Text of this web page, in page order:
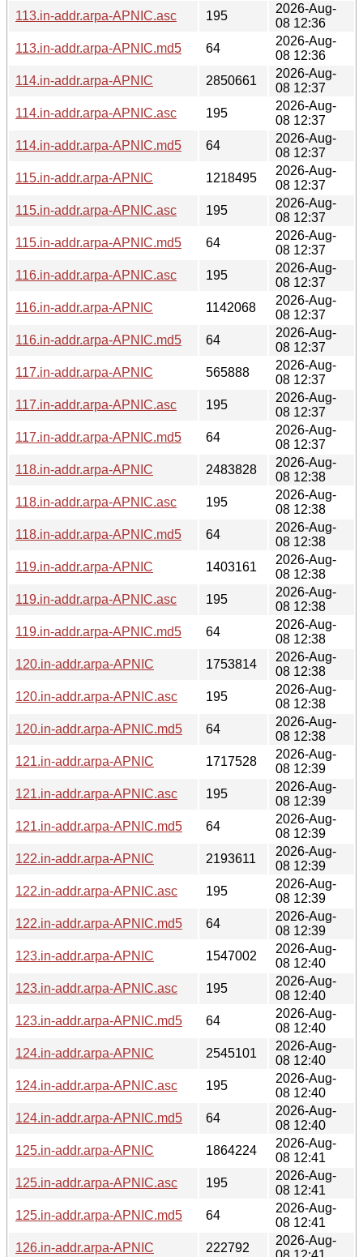
113.in-addr.arpa-APNIC.asc
195
2026-Aug-
08 12:36
113.in-addr.arpa-APNIC.md5
64
2026-Aug-
08 12:36
114.in-addr.arpa-APNIC
2850661
2026-Aug-
08 12:37
114.in-addr.arpa-APNIC.asc
195
2026-Aug-
08 12:37
114.in-addr.arpa-APNIC.md5
64
2026-Aug-
08 12:37
115.in-addr.arpa-APNIC
1218495
2026-Aug-
08 12:37
115.in-addr.arpa-APNIC.asc
195
2026-Aug-
08 12:37
115.in-addr.arpa-APNIC.md5
64
2026-Aug-
08 12:37
116.in-addr.arpa-APNIC.asc
195
2026-Aug-
08 12:37
116.in-addr.arpa-APNIC
1142068
2026-Aug-
08 12:37
116.in-addr.arpa-APNIC.md5
64
2026-Aug-
08 12:37
117.in-addr.arpa-APNIC
565888
2026-Aug-
08 12:37
117.in-addr.arpa-APNIC.asc
195
2026-Aug-
08 12:37
117.in-addr.arpa-APNIC.md5
64
2026-Aug-
08 12:37
118.in-addr.arpa-APNIC
2483828
2026-Aug-
08 12:38
118.in-addr.arpa-APNIC.asc
195
2026-Aug-
08 12:38
118.in-addr.arpa-APNIC.md5
64
2026-Aug-
08 12:38
119.in-addr.arpa-APNIC
1403161
2026-Aug-
08 12:38
119.in-addr.arpa-APNIC.asc
195
2026-Aug-
08 12:38
119.in-addr.arpa-APNIC.md5
64
2026-Aug-
08 12:38
120.in-addr.arpa-APNIC
1753814
2026-Aug-
08 12:38
120.in-addr.arpa-APNIC.asc
195
2026-Aug-
08 12:38
120.in-addr.arpa-APNIC.md5
64
2026-Aug-
08 12:38
121.in-addr.arpa-APNIC
1717528
2026-Aug-
08 12:39
121.in-addr.arpa-APNIC.asc
195
2026-Aug-
08 12:39
121.in-addr.arpa-APNIC.md5
64
2026-Aug-
08 12:39
122.in-addr.arpa-APNIC
2193611
2026-Aug-
08 12:39
122.in-addr.arpa-APNIC.asc
195
2026-Aug-
08 12:39
122.in-addr.arpa-APNIC.md5
64
2026-Aug-
08 12:39
123.in-addr.arpa-APNIC
1547002
2026-Aug-
08 12:40
123.in-addr.arpa-APNIC.asc
195
2026-Aug-
08 12:40
123.in-addr.arpa-APNIC.md5
64
2026-Aug-
08 12:40
124.in-addr.arpa-APNIC
2545101
2026-Aug-
08 12:40
124.in-addr.arpa-APNIC.asc
195
2026-Aug-
08 12:40
124.in-addr.arpa-APNIC.md5
64
2026-Aug-
08 12:40
125.in-addr.arpa-APNIC
1864224
2026-Aug-
08 12:41
125.in-addr.arpa-APNIC.asc
195
2026-Aug-
08 12:41
125.in-addr.arpa-APNIC.md5
64
2026-Aug-
08 12:41
126.in-addr.arpa-APNIC
222792
2026-Aug-